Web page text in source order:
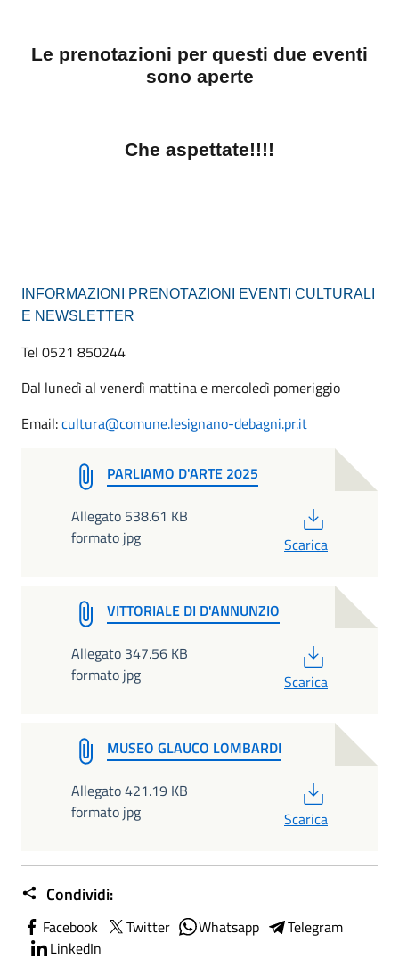
Le prenotazioni per questi due eventi
sono aperte
Che aspettate!!!!
INFORMAZIONI PRENOTAZIONI EVENTI CULTURALI
E NEWSLETTER
Tel 0521 850244
Dal lunedì al venerdì mattina e mercoledì pomeriggio
Email:cultura@comune.lesignano-debagni.pr.it
PARLIAMO D'ARTE 2025
Allegato 538.61 KB
formato jpg
Scarica
VITTORIALE DI D'ANNUNZIO
Allegato 347.56 KB
formato jpg
Scarica
MUSEO GLAUCO LOMBARDI
Allegato 421.19 KB
formato jpg
Scarica
Condividi:
Facebook Twitter Whatsapp
Telegram
LinkedIn